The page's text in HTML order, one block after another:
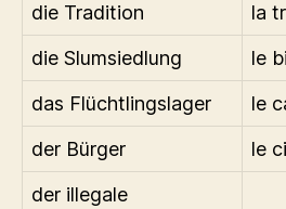
die Tradition
la
die Slumsiedlung
le
das Flüchtlingslager
le
der Bürger
le
der illegale